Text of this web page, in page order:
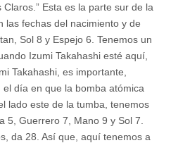
Esta es la parte sur de la
las fechas del nacimiento y de
Sol 8 y Espejo 6. Tenemos un
Izumi Takahashi esté aquí,
Takahashi, es importante,
día en que la bomba atómica
lado este de la tumba, tenemos
5, Guerrero 7, Mano 9 y Sol 7.
da 28. Así que, aquí tenemos a